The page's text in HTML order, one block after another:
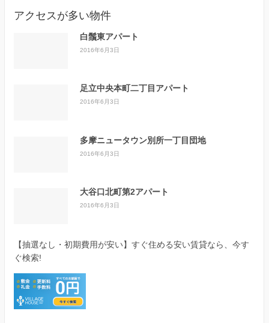
アクセスが多い物件
白鬚東アパート
2016年6月3日
足立中央本町二丁目アパート
2016年6月3日
多摩ニュータウン別所一丁目団地
2016年6月3日
大谷口北町第2アパート
2016年6月3日
【抽選なし・初期費用が安い】すぐ住める安い賃貸なら、今す
ぐ検索!